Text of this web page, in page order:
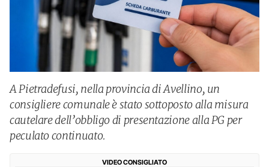
A Pietradefusi, nella provincia di Avellino, un
consigliere comunale è stato sottoposto alla misura
cautelare dell’obbligo di presentazione alla PG per
peculato continuato.
VIDEO CONSIGLIATO